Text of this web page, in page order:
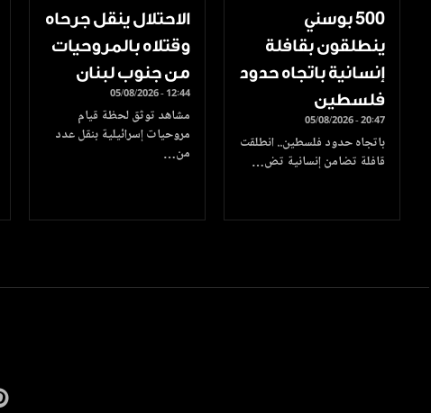
500 بوسني
ينطلقون بقافلة
إنسانية باتجاه حدود
فلسطين
05/08/2026 - 20:47
باتجاه حدود فلسطين.. انطلقت
قافلة تضامن إنسانية تض…
الاحتلال ينقل جرحاه
وقتلاه بالمروحيات
من جنوب لبنان
05/08/2026 - 12:44
مشاهد توثق لحظة قيام
مروحيات إسرائيلية بنقل عدد
من…